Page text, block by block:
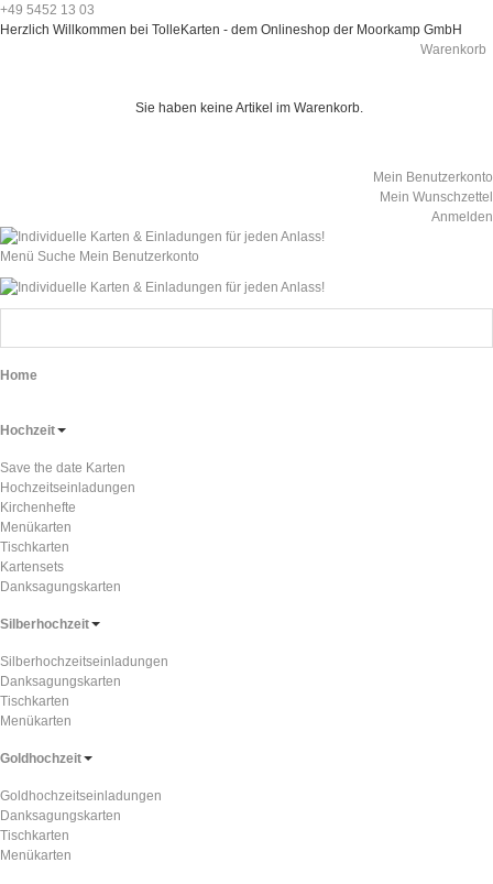
+49 5452 13 03
Herzlich Willkommen bei TolleKarten - dem Onlineshop der Moorkamp GmbH
Warenkorb
Sie haben keine Artikel im Warenkorb.
Mein Benutzerkonto
Mein Wunschzettel
Anmelden
Menü Suche Mein Benutzerkonto
Home
Hochzeit
Save the date Karten
Hochzeitseinladungen
Kirchenhefte
Menükarten
Tischkarten
Kartensets
Danksagungskarten
Silberhochzeit
Silberhochzeitseinladungen
Danksagungskarten
Tischkarten
Menükarten
Goldhochzeit
Goldhochzeitseinladungen
Danksagungskarten
Tischkarten
Menükarten